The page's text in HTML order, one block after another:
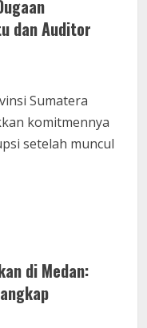
dan Auditor
Sumatera
komitmennya
setelah muncul
di Medan: